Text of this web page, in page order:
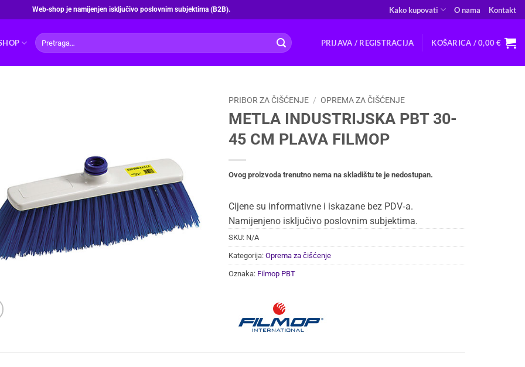
Web‑shop je namijenjen isključivo poslovnim subjektima (B2B). Kako kupovati O nama Kontakt
Pretraži:
PRIJAVA / REGISTRACIJA KOŠARICA /0,00€
PRIBOR ZA ČIŠĆENJE / OPREMA ZA ČIŠĆENJE
METLA INDUSTRIJSKA PBT 30-
45 CM PLAVA FILMOP
Ovog proizvoda trenutno nema na skladištu te je nedostupan.
Cijene su informativne i iskazane bez PDV‑a.
Namijenjeno isključivo poslovnim subjektima.
SKU: N/A
Kategorija: Oprema za čišćenje
Oznaka: Filmop PBT